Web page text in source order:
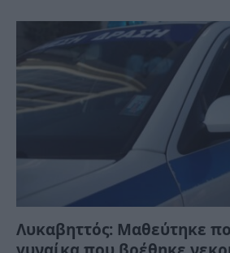
Λυκαβηττός: Μαθεύτηκε